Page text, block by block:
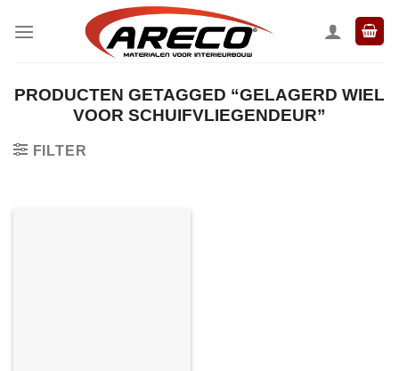
naar
PRODUCTEN GETAGGED “GELAGERD WIEL
VOOR SCHUIFVLIEGENDEUR”
FILTER